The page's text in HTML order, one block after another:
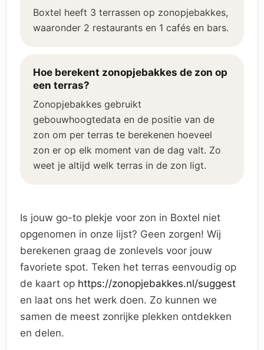
Boxtel heeft 3 terrassen op zonopjebakkes,
waaronder 2 restaurants en 1 cafés en bars.
Hoe berekent zonopjebakkes de zon op
een terras?
Zonopjebakkes gebruikt
gebouwhoogtedata en de positie van de
zon om per terras te berekenen hoeveel
zon er op elk moment van de dag valt. Zo
weet je altijd welk terras in de zon ligt.
Is jouw go-to plekje voor zon in Boxtel niet
opgenomen in onze lijst? Geen zorgen! Wij
berekenen graag de zonlevels voor jouw
favoriete spot. Teken het terras eenvoudig op
de kaart op https://zonopjebakkes.nl/suggest
en laat ons het werk doen. Zo kunnen we
samen de meest zonrijke plekken ontdekken
en delen.